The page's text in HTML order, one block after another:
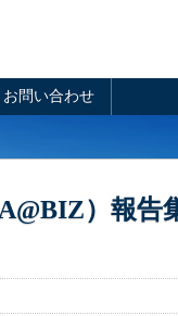
問い合わせ
）報告